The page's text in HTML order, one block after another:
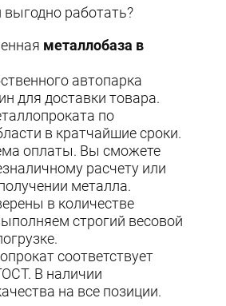
работать?
металлобаза в
автопарка
для доставки товара.
по
в кратчайшие сроки.
оплаты. Вы сможете
расчету или
металла.
в количестве
строгий весовой
соответствует
В наличии
на все позиции.